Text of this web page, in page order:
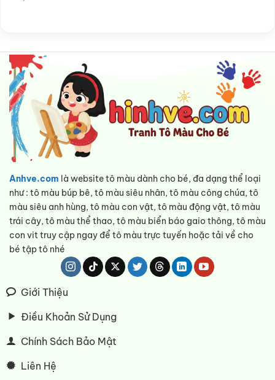
Anhve.com là website tô màu dành cho bé, đa dạng thể loại
như : tô màu búp bê, tô màu siêu nhân, tô màu công chúa, tô
màu siêu anh hùng, tô màu con vật, tô màu động vật, tô màu
trái cây, tô màu thể thao, tô màu biển báo gaio thông, tô màu
con vit truy cập ngay để tô màu trực tuyến hoặc tải về cho
bé tập tô nhé
Giới Thiệu
Điều Khoản Sử Dụng
Chính Sách Bảo Mật
Liên Hệ